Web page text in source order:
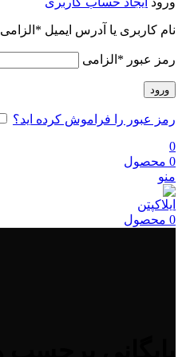
نام کاربری یا آدرس ایمیل * الزامی
رمز عبور * الزامی
ورود
رمز عبور را فراموش کرده اید؟
0
0 محصول
منو
0 محصول